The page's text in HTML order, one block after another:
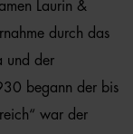
Laurin &
durch das
und der
begann der bis
war der